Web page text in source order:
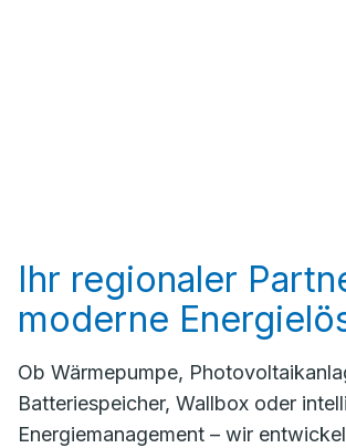
Ihr regionaler
moderne
Ob Wärmepumpe,
Batteriespeicher, Wallbox oder
Energiemanagement – wir